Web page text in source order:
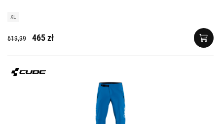
XL
619,99 465 zł